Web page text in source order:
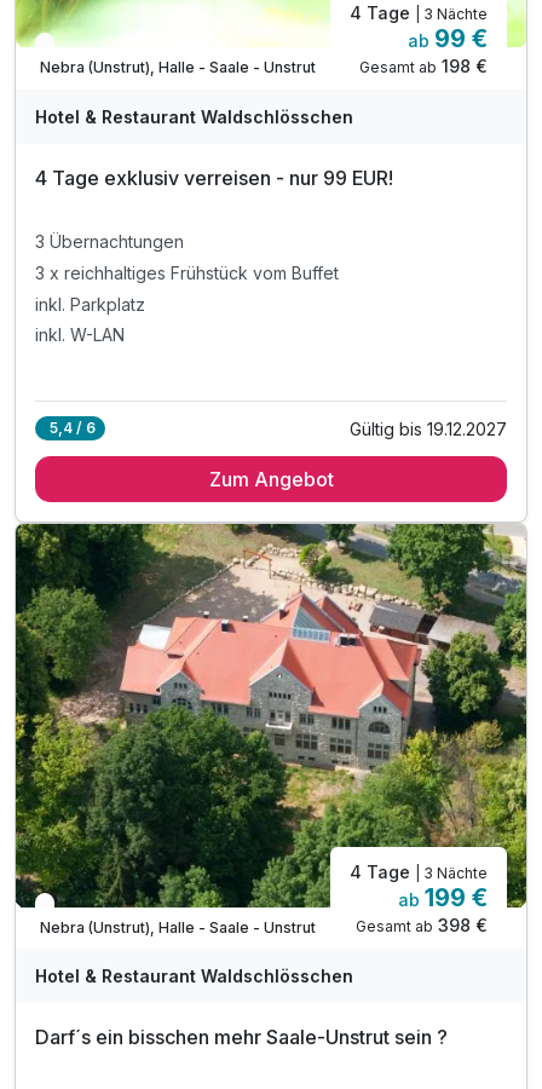
In 2 Wochen wieder frei
Nebra (Unstrut), Halle - Saale - Unstrut
4 Tage | 3 Nächte
ab 99 €
Gesamt ab 198 €
Hotel & Restaurant Waldschlösschen
4 Tage exklusiv verreisen - nur 99 EUR!
3 Übernachtungen
3 x reichhaltiges Frühstück vom Buffet
inkl. Parkplatz
inkl. W-LAN
5,4 / 6 Gültig bis 19.12.2027
Zum Angebot
In 2 Wochen wieder frei
Nebra (Unstrut), Halle - Saale - Unstrut
4 Tage | 3 Nächte
ab 199 €
Gesamt ab 398 €
Hotel & Restaurant Waldschlösschen
Darf´s ein bisschen mehr Saale-Unstrut sein ?